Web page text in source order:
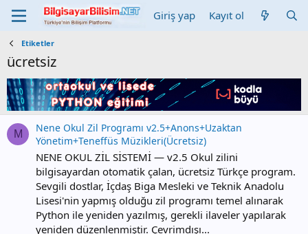
Giriş yap Kayıt ol
Etiketler
ücretsiz
M
Nene Okul Zil Programı v2.5+Anons+Uzaktan
Yönetim+Teneffüs Müzikleri(Ücretsiz)
NENE OKUL ZİL SİSTEMİ — v2.5 Okul zilini
bilgisayardan otomatik çalan, ücretsiz Türkçe program.
Sevgili dostlar, İçdaş Biga Mesleki ve Teknik Anadolu
Lisesi'nin yapmış olduğu zil programı temel alınarak
Python ile yeniden yazılmış, gerekli ilaveler yapılarak
yeniden düzenlenmiştir. Çevrimdışı...